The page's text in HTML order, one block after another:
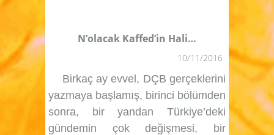
N’olacak Kaffed’in Hali…
10/11/2016
Birkaç ay evvel, DÇB gerçeklerini
yazmaya başlamış, birinci bölümden
sonra, bir yandan Türkiye’deki
gündemin çok değişmesi, bir